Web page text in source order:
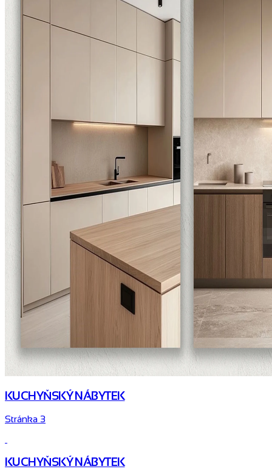
KUCHYŇSKÝ NÁBYTEK
Stránka 3
KUCHYŇSKÝ NÁBYTEK